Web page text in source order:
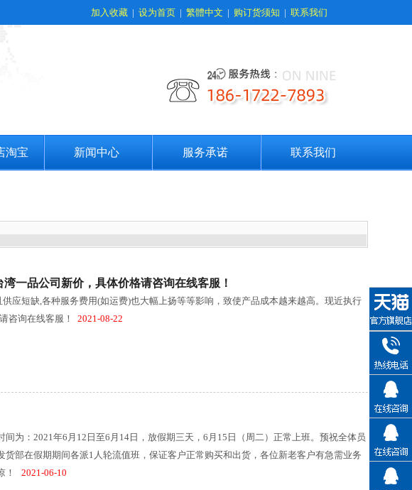
加入收藏| 设为首页| 繁體中文 | 购订货须知 | 联系我们
淘宝 新闻中心 服务承诺 联系我们
湾一品公司新价，具体价格请咨询在线客服！
应短缺,各种服务费用(如运费)也大幅上扬等等影响，致使产品成本越来越高。现近执行
咨询在线客服！
2021-08-22
为：2021年6月12日至6月14日，放假期三天，6月15日（周二）正常上班。预祝全体员
部在假期期间各派1人轮流值班，保证客户正常购买和出货，各位新老客户有急需业务
！
2021-06-10